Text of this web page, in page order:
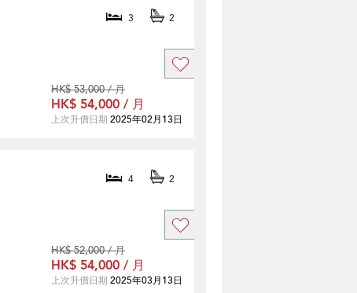
3 2
HK$ 53,000 / 月
HK$ 54,000 / 月
上次升價日期 2025年02月13日
4 2
HK$ 52,000 / 月
HK$ 54,000 / 月
上次升價日期 2025年03月13日